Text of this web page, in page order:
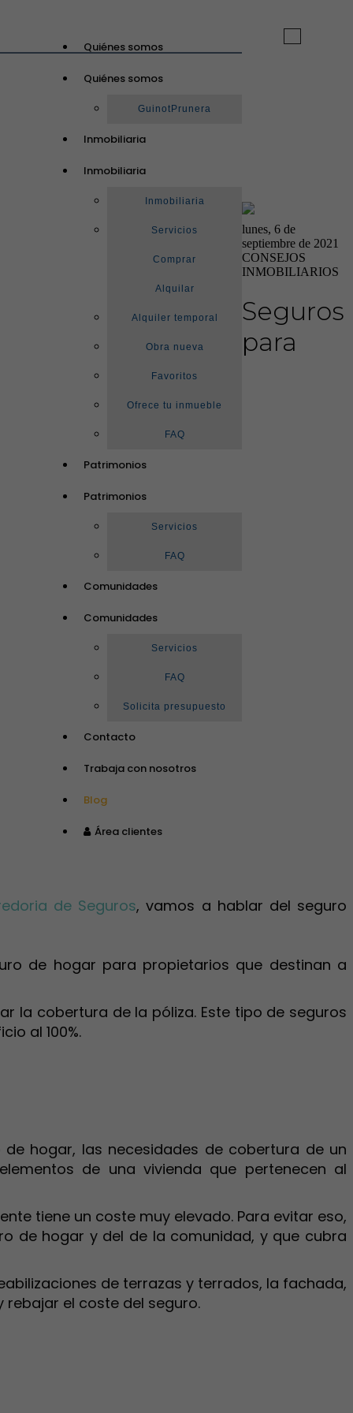
Toggle
Quiénes somos
Quiénes somos
GuinotPrunera
Inmobiliaria
Inmobiliaria
Inmobiliaria
Servicios
Comprar
Alquilar
Alquiler temporal
Obra nueva
Favoritos
Ofrece tu inmueble
FAQ
Patrimonios
Patrimonios
Servicios
FAQ
Comunidades
Comunidades
Servicios
FAQ
Solicita presupuesto
Contacto
Trabaja con nosotros
Blog
Área clientes
lunes, 6 de
septiembre de 2021
CONSEJOS
INMOBILIARIOS
Seguros
para
de Seguros, vamos a hablar del seguro
de hogar para propietarios que destinan a
la cobertura de la póliza. Este tipo de seguros
al 100%.
hogar, las necesidades de cobertura de un
de una vivienda que pertenecen al
tiene un coste muy elevado. Para evitar eso,
de hogar y del de la comunidad, y que cubra
de terrazas y terrados, la fachada,
el coste del seguro.